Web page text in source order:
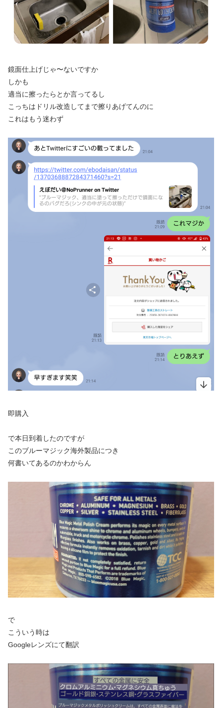
鏡面仕上げじゃ〜ないですか
しかも
適当に擦ったらとか言ってるし
こっちはドリル改造してまで擦りあげてんのに
これはもう迷わず
即購入
で本日到着したのですが
このブルーマジック海外製品につき
何書いてあるのかわからん
で
こういう時は
Googleレンズにて翻訳